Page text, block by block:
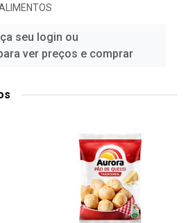
seu login ou
ver preços e comprar